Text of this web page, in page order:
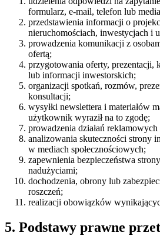
formularz, e-mail, telefon lub
przedstawienia informacji o
nieruchomościach, inwestycjach i
prowadzenia komunikacji z
ofertą;
przygotowania oferty, prezentacji,
lub informacji inwestorskich;
organizacji spotkań, rozmów,
konsultacji;
wysyłki newslettera i materiałów
użytkownik wyraził na to zgodę;
prowadzenia działań
analizowania skuteczności strony
w mediach społecznościowych;
zapewnienia bezpieczeństwa
nadużyciami;
dochodzenia, obrony lub
roszczeń;
realizacji obowiązków
5. Podstawy prawne